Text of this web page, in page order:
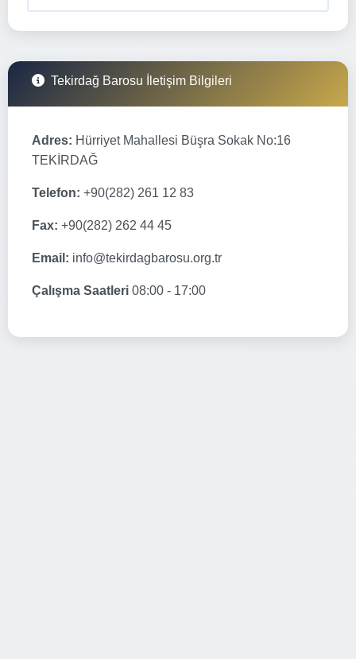
Tekirdağ Barosu İletişim Bilgileri
Adres: Hürriyet Mahallesi Büşra Sokak No:16
TEKİRDAĞ
Telefon: +90(282) 261 12 83
Fax: +90(282) 262 44 45
Email: info@tekirdagbarosu.org.tr
Çalışma Saatleri 08:00 - 17:00